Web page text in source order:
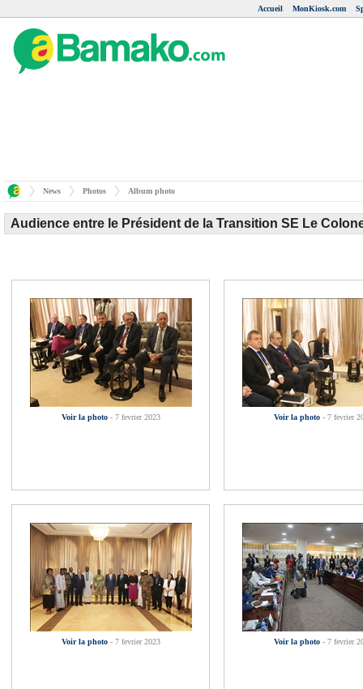
Accueil MonKiosk.com
News Photos Album photo
Audience entre le Président de la Transition SE Le
Voir la photo - 7 fevrier 2023 Voir la photo - 7 fevrier
Voir la photo - 7 fevrier 2023 Voir la photo - 7 fevrier